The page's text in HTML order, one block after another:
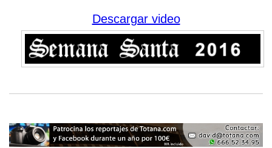
Descargar video